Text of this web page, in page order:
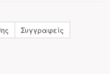
Συγγραφείς